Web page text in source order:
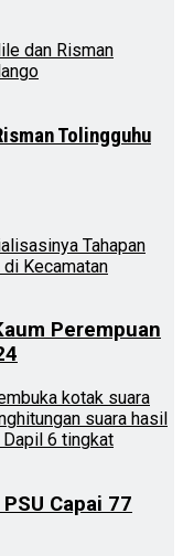
Tolingguhu
Perempuan
Capai 77